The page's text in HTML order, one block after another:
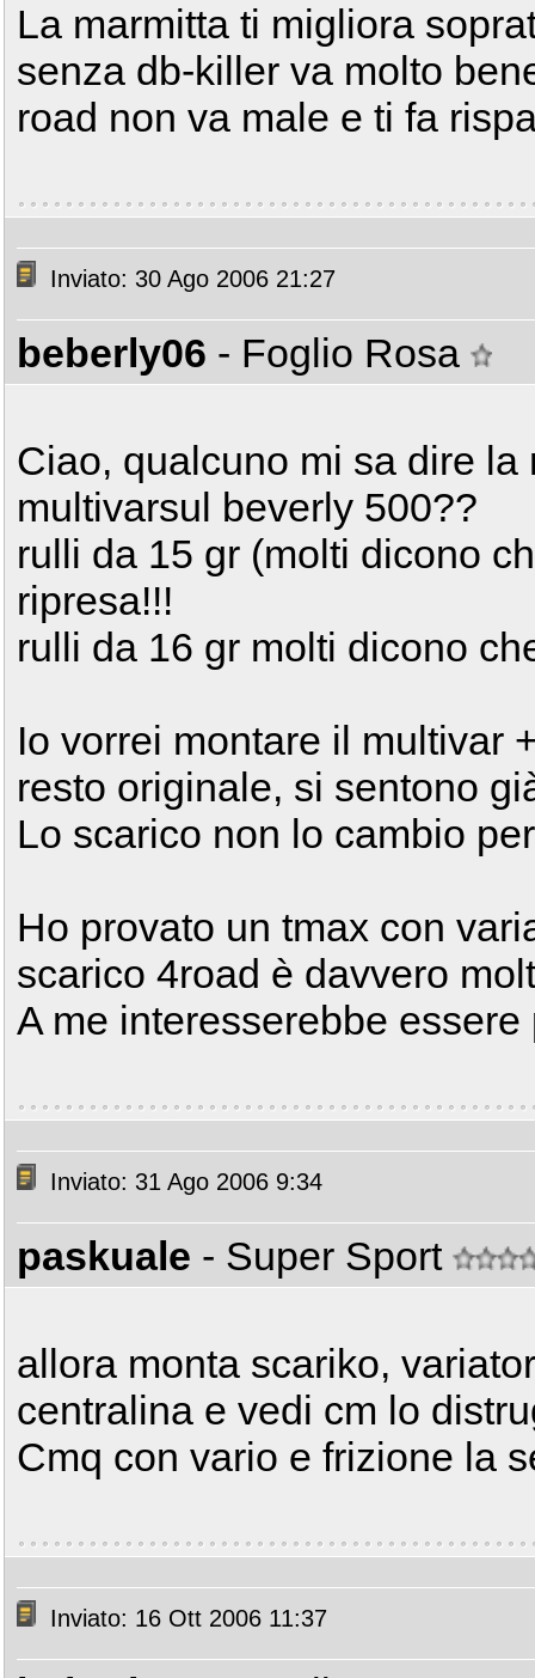
La marmitta ti migliora
senza db-killer va molto
road non va male e ti fa
Inviato: 30 Ago 2006 21:27
beberly06 - Foglio Rosa
Ciao, qualcuno mi sa dire
multivarsul beverly 500??
rulli da 15 gr (molti dicono
ripresa!!!
rulli da 16 gr molti dicono
Io vorrei montare il multivar
resto originale, si sentono
Lo scarico non lo cambio
Ho provato un tmax con
scarico 4road è davvero
A me interesserebbe
Inviato: 31 Ago 2006 9:34
paskuale - Super Sport
allora monta scariko,
centralina e vedi cm lo
Cmq con vario e frizione la
Inviato: 16 Ott 2006 11:37